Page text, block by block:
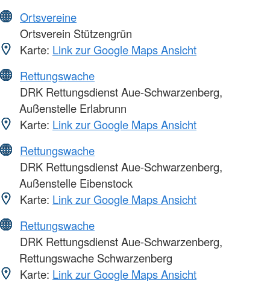
Ortsvereine
Ortsverein Stützengrün
Karte: Link zur Google Maps Ansicht
Rettungswache
DRK Rettungsdienst Aue-Schwarzenberg,
Außenstelle Erlabrunn
Karte: Link zur Google Maps Ansicht
Rettungswache
DRK Rettungsdienst Aue-Schwarzenberg,
Außenstelle Eibenstock
Karte: Link zur Google Maps Ansicht
Rettungswache
DRK Rettungsdienst Aue-Schwarzenberg,
Rettungswache Schwarzenberg
Karte: Link zur Google Maps Ansicht